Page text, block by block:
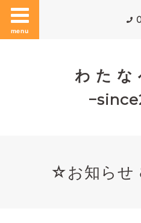
menu
わ た な
☆お知らせ